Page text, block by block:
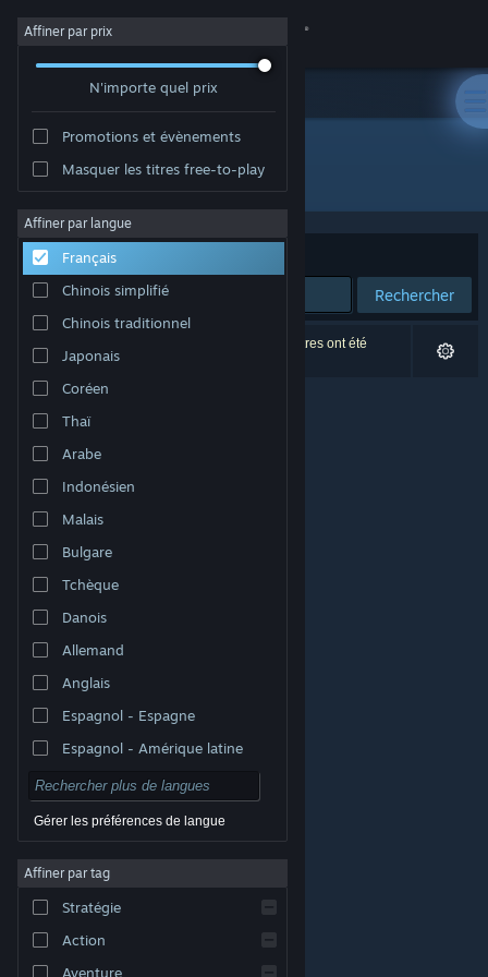
Se connecter
Magasin
À propos
Support
Changer la langue
Télécharger l'application mobile Steam
Voir version ordi. du site
© Valve Corporation. Tous droits réservés. Toutes les
titulaires aux États-Unis et dans d'autres pays.
Accessibilité
Remboursements
Affiner par prix
N'importe quel prix
Promotions et évènements
Masquer les titres free-to-play
Affiner par langue
Français
Chinois simplifié
Chinois traditionnel
Japonais
Coréen
Thaï
Arabe
Indonésien
Malais
Bulgare
Tchèque
Danois
Allemand
Anglais
Espagnol - Espagne
Espagnol - Amérique latine
Gérer les préférences de langue
Affiner par tag
Stratégie
Action
Aventure
Développement : Royex Studio
Trier par Pertinence
Rechercher
0 résultats correspondent à votre recherche. 2 titres ont été
exclus selon vos préférences.